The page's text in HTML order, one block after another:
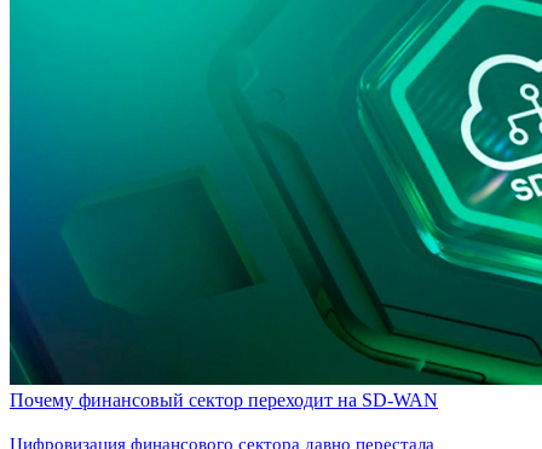
Почему финансовый сектор переходит на SD-WAN
Цифровизация финансового сектора давно перестала